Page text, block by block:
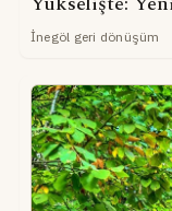
İnegöl geri dönüşüm